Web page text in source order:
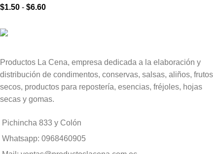
$1.50 - $6.60
Productos La Cena, empresa dedicada a la elaboración y
distribución de condimentos, conservas, salsas, aliños, frutos
secos, productos para repostería, esencias, fréjoles, hojas
secas y gomas.
Pichincha 833 y Colón
Whatsapp: 0968460905